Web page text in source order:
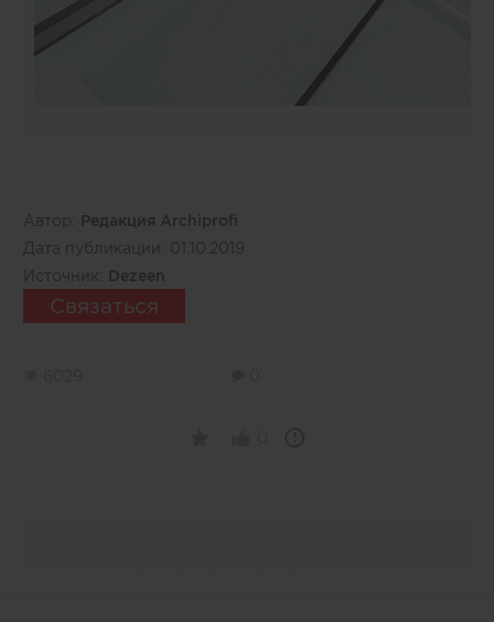
Автор:
Редакция Archiprofi
Дата публикации: 01.10.2019
Источник:
Dezeen
Связаться